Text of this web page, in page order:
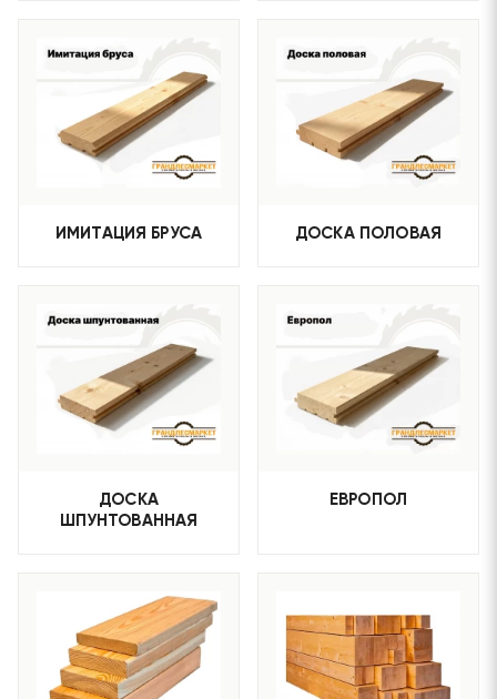
ИМИТАЦИЯ БРУСА ДОСКА ПОЛОВАЯ
ДОСКА
ШПУНТОВАННАЯ
ЕВРОПОЛ